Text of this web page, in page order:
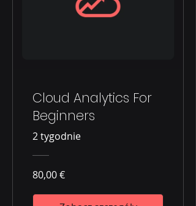
Cloud Analytics For
Beginners
2 tygodnie
80,00 €